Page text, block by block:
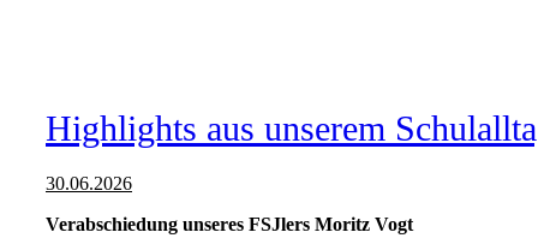
Highlights aus unserem
30.06.2026
Verabschiedung unseres FSJlers Moritz Vogt